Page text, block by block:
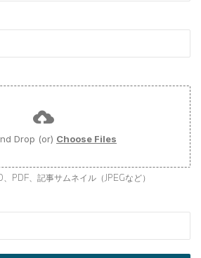
Drop (or) Choose Files
PDF、記事サムネイル（JPEGなど）